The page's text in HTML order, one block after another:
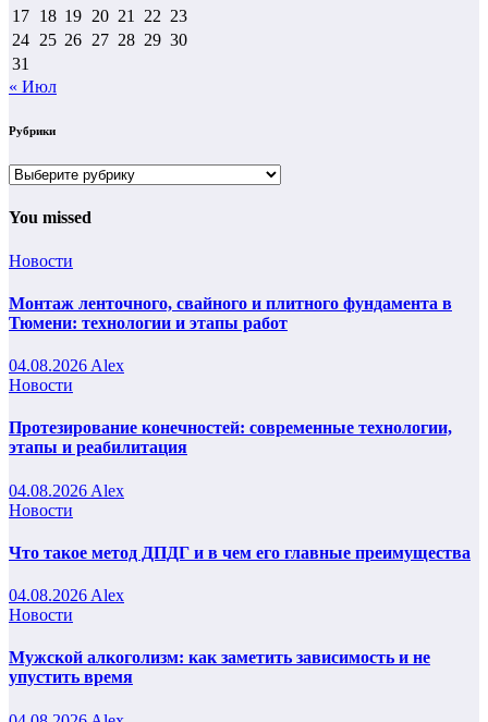
17 18 19 20 21 22 23
24 25 26 27 28 29 30
31
« Июл
Рубрики
Рубрики
You missed
Новости
Монтаж ленточного, свайного и плитного фундамента в
Тюмени: технологии и этапы работ
04.08.2026 Alex
Новости
Протезирование конечностей: современные технологии,
этапы и реабилитация
04.08.2026 Alex
Новости
Что такое метод ДПДГ и в чем его главные преимущества
04.08.2026 Alex
Новости
Мужской алкоголизм: как заметить зависимость и не
упустить время